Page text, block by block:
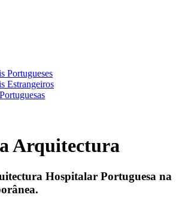
Portugueses
Estrangeiros
Arquitectura
Hospitalar Portuguesa na